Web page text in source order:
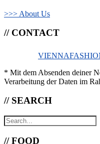
>>> About Us
// CONTACT
* Mit dem Absenden deiner
Verarbeitung der Daten im
// SEARCH
// FOOD